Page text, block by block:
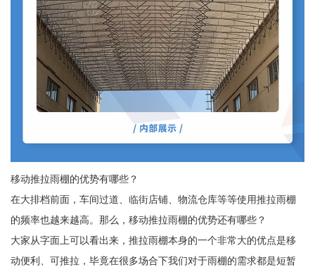
移动推拉雨棚的优势有哪些？
在大排档前面，车间过道、临街店铺、物流仓库等等使用推拉雨棚
的频率也越来越高。那么，移动推拉雨棚的优势还有哪些？
大家从字面上可以看出来，推拉雨棚本身的一个非常大的优点是移
动便利、可推拉，毕竟在很多场合下我们对于雨棚的需求都是短暂